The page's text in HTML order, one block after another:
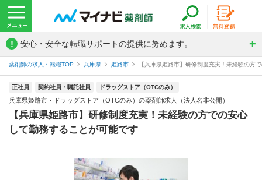
! 安心・安全な転職サポートの提供に努めます。
薬剤師の求人・転職TOP 兵庫県 姫路市 【兵庫県姫路市】研修制度充実！未経験の方
正社員 契約社員・嘱託社員 ドラッグストア（OTCのみ）
兵庫県姫路市・ドラッグストア（OTCのみ）の薬剤師求人（法人名非公開）
【兵庫県姫路市】研修制度充実！未経験の方での安心
して勤務することが可能です